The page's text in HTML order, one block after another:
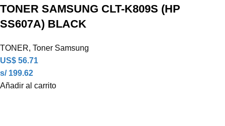
TONER SAMSUNG CLT-K809S (HP
SS607A) BLACK
TONER, Toner Samsung
US$ 56.71
s/ 199.62
Añadir al carrito